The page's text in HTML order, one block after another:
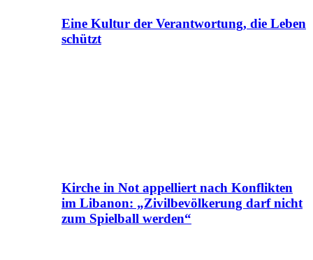
Eine Kultur der Verantwortung, die Leben
schützt
Kirche in Not appelliert nach Konflikten
im Libanon: „Zivilbevölkerung darf nicht
zum Spielball werden“